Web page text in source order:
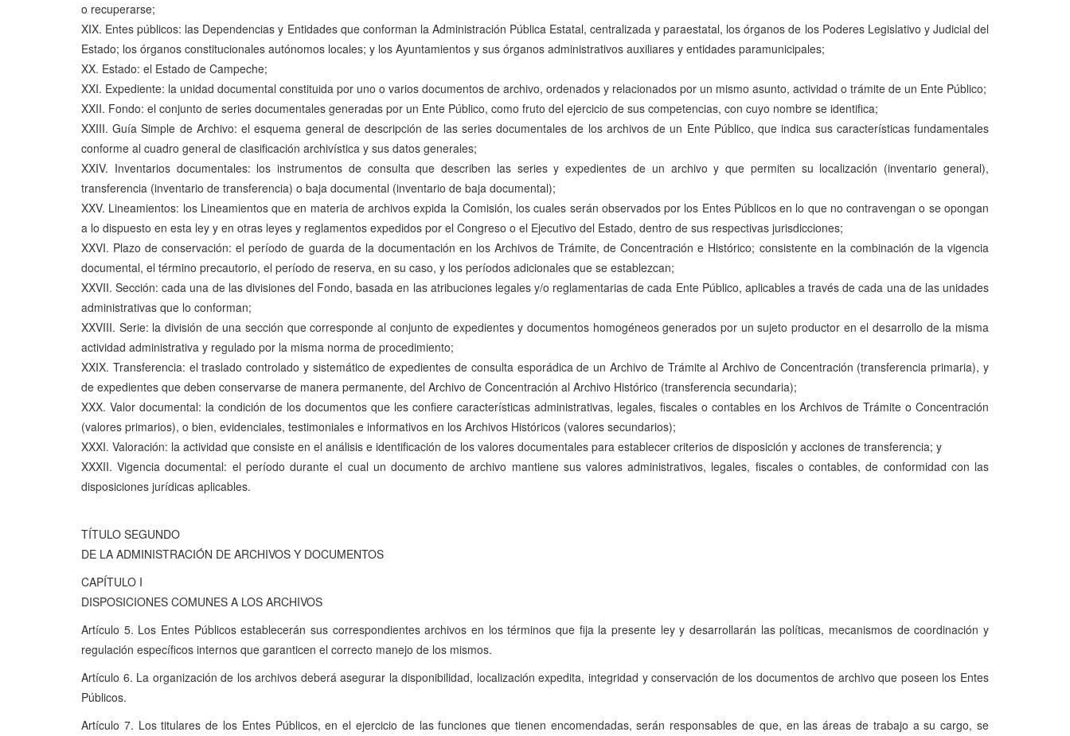
o recuperarse;
XIX. Entes públicos: las Dependencias y Entidades que conforman la Administración Pública Estatal, centralizada y paraestatal, los órganos de los Poderes Legislativo y Judicial del
Estado; los órganos constitucionales autónomos locales; y los Ayuntamientos y sus órganos administrativos auxiliares y entidades paramunicipales;
XX. Estado: el Estado de Campeche;
XXI. Expediente: la unidad documental constituida por uno o varios documentos de archivo, ordenados y relacionados por un mismo asunto, actividad o trámite de un Ente Público;
XXII. Fondo: el conjunto de series documentales generadas por un Ente Público, como fruto del ejercicio de sus competencias, con cuyo nombre se identifica;
XXIII. Guía Simple de Archivo: el esquema general de descripción de las series documentales de los archivos de un Ente Público, que indica sus características fundamentales
conforme al cuadro general de clasificación archivística y sus datos generales;
XXIV. Inventarios documentales: los instrumentos de consulta que describen las series y expedientes de un archivo y que permiten su localización (inventario general),
transferencia (inventario de transferencia) o baja documental (inventario de baja documental);
XXV. Lineamientos: los Lineamientos que en materia de archivos expida la Comisión, los cuales serán observados por los Entes Públicos en lo que no contravengan o se opongan
a lo dispuesto en esta ley y en otras leyes y reglamentos expedidos por el Congreso o el Ejecutivo del Estado, dentro de sus respectivas jurisdicciones;
XXVI. Plazo de conservación: el período de guarda de la documentación en los Archivos de Trámite, de Concentración e Histórico; consistente en la combinación de la vigencia
documental, el término precautorio, el período de reserva, en su caso, y los períodos adicionales que se establezcan;
XXVII. Sección: cada una de las divisiones del Fondo, basada en las atribuciones legales y/o reglamentarias de cada Ente Público, aplicables a través de cada una de las unidades
administrativas que lo conforman;
XXVIII. Serie: la división de una sección que corresponde al conjunto de expedientes y documentos homogéneos generados por un sujeto productor en el desarrollo de la misma
actividad administrativa y regulado por la misma norma de procedimiento;
XXIX. Transferencia: el traslado controlado y sistemático de expedientes de consulta esporádica de un Archivo de Trámite al Archivo de Concentración (transferencia primaria), y
de expedientes que deben conservarse de manera permanente, del Archivo de Concentración al Archivo Histórico (transferencia secundaria);
XXX. Valor documental: la condición de los documentos que les confiere características administrativas, legales, fiscales o contables en los Archivos de Trámite o Concentración
(valores primarios), o bien, evidenciales, testimoniales e informativos en los Archivos Históricos (valores secundarios);
XXXI. Valoración: la actividad que consiste en el análisis e identificación de los valores documentales para establecer criterios de disposición y acciones de transferencia; y
XXXII. Vigencia documental: el período durante el cual un documento de archivo mantiene sus valores administrativos, legales, fiscales o contables, de conformidad con las
disposiciones jurídicas aplicables.
TÍTULO SEGUNDO
DE LA ADMINISTRACIÓN DE ARCHIVOS Y DOCUMENTOS
CAPÍTULO I
DISPOSICIONES COMUNES A LOS ARCHIVOS
Artículo 5. Los Entes Públicos establecerán sus correspondientes archivos en los términos que fija la presente ley y desarrollarán las políticas, mecanismos de coordinación y
regulación específicos internos que garanticen el correcto manejo de los mismos.
Artículo 6. La organización de los archivos deberá asegurar la disponibilidad, localización expedita, integridad y conservación de los documentos de archivo que poseen los Entes
Públicos.
Artículo 7. Los titulares de los Entes Públicos, en el ejercicio de las funciones que tienen encomendadas, serán responsables de que, en las áreas de trabajo a su cargo, se